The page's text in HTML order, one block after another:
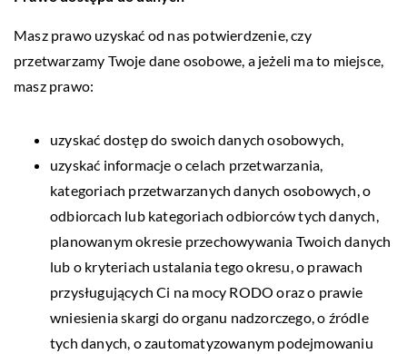
Masz prawo uzyskać od nas potwierdzenie, czy
przetwarzamy Twoje dane osobowe, a jeżeli ma to miejsce,
masz prawo:
uzyskać dostęp do swoich danych osobowych,
uzyskać informacje o celach przetwarzania,
kategoriach przetwarzanych danych osobowych, o
odbiorcach lub kategoriach odbiorców tych danych,
planowanym okresie przechowywania Twoich danych
lub o kryteriach ustalania tego okresu, o prawach
przysługujących Ci na mocy RODO oraz o prawie
wniesienia skargi do organu nadzorczego, o źródle
tych danych, o zautomatyzowanym podejmowaniu